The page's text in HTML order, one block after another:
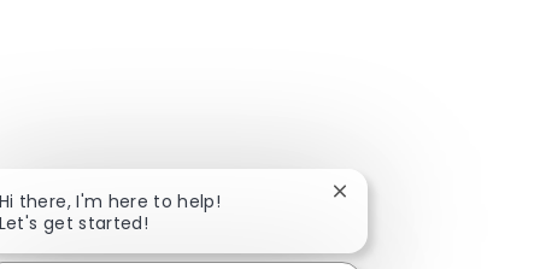
there, I'm here to help!
get started!
Close chatbot